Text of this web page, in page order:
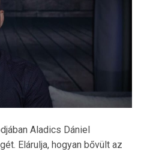
Aladics Dániel
Elárulja, hogyan bővült az